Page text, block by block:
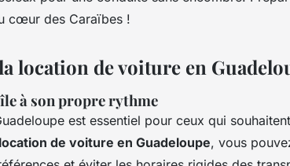
cœur des Caraïbes !
location de voiture en
à son propre rythme
est essentiel pour ceux qui
location de voiture en Guadeloupe, vous